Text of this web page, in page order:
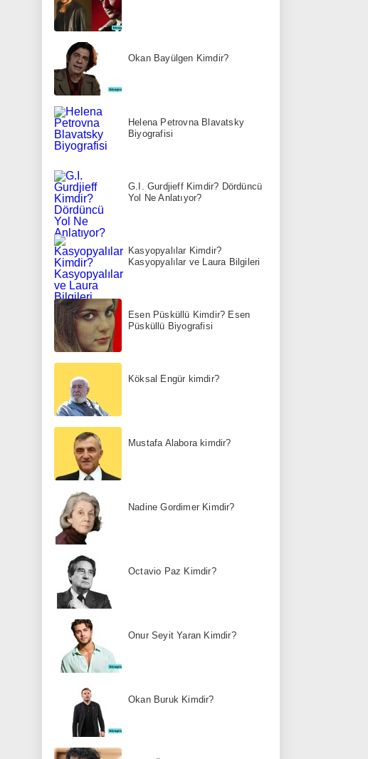
Okan Bayülgen Kimdir?
Helena Petrovna Blavatsky
Biyografisi
G.I. Gurdjieff Kimdir? Dördüncü
Yol Ne Anlatıyor?
Kasyopyalılar Kimdir?
Kasyopyalılar ve Laura Bilgileri
Esen Püsküllü Kimdir? Esen
Püsküllü Biyografisi
Köksal Engür kimdir?
Mustafa Alabora kimdir?
Nadine Gordimer Kimdir?
Octavio Paz Kimdir?
Onur Seyit Yaran Kimdir?
Okan Buruk Kimdir?